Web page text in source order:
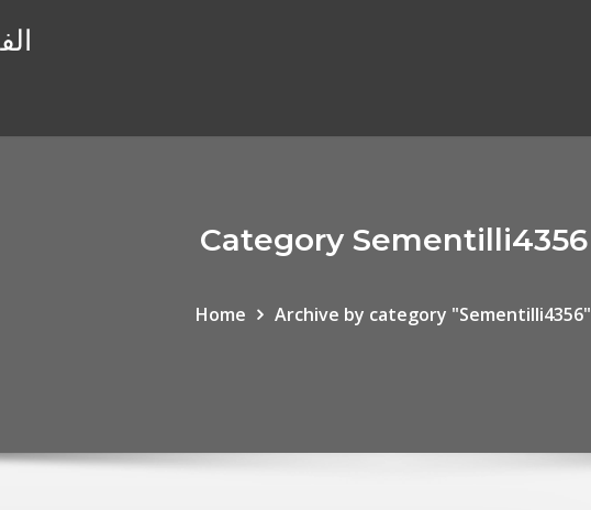
Category Sementilli4356
Home Archive by category "Sementilli4356"